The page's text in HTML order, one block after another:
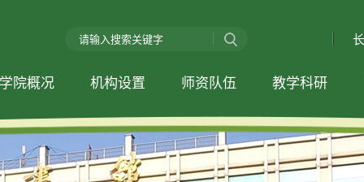
学院概况 机构设置 师资队伍 教学科研